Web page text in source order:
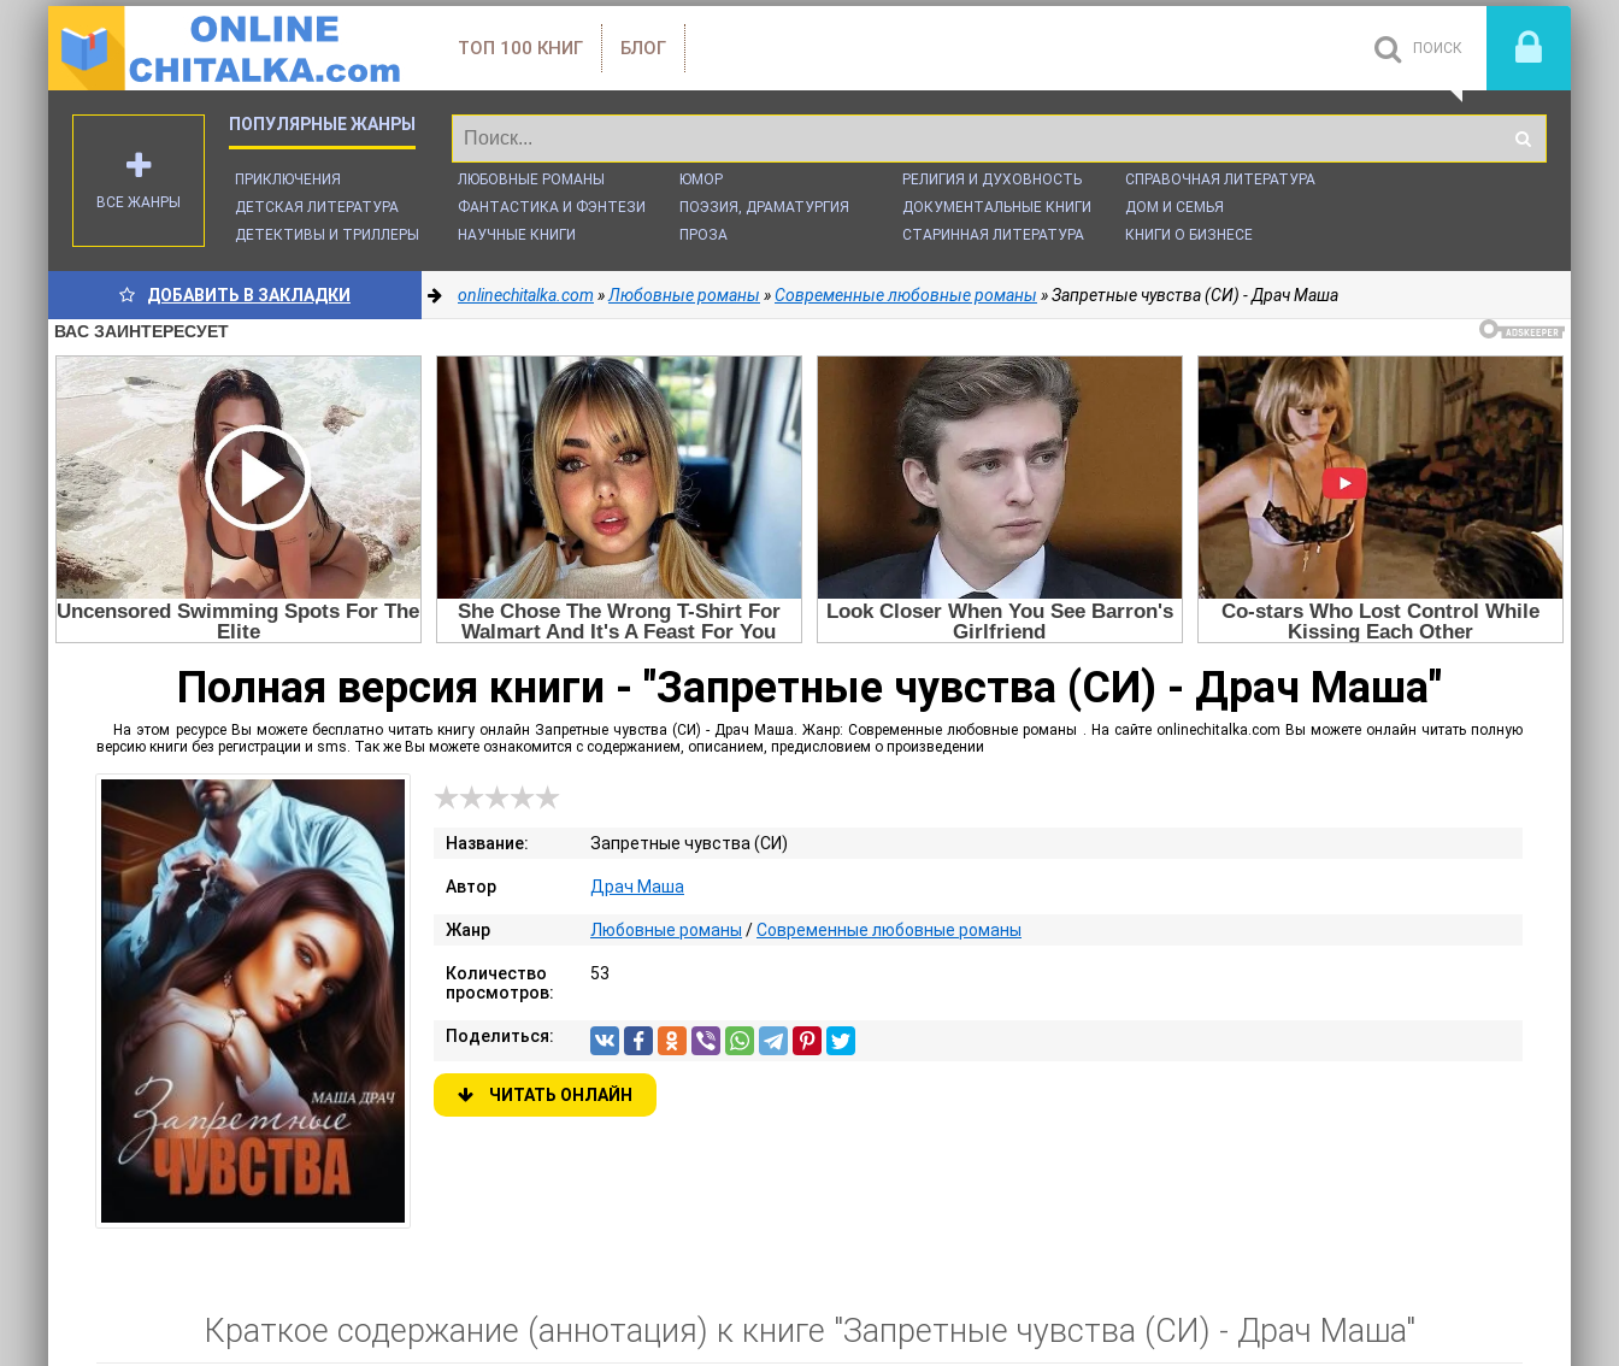
ТОП 100 КНИГ БЛОГ
ПРИКЛЮЧЕНИЯ
ДЕТСКАЯ ЛИТЕРАТУРА
ДЕТЕКТИВЫ И ТРИЛЛЕРЫ
ЛЮБОВНЫЕ РОМАНЫ
ФАНТАСТИКА И ФЭНТЕЗИ
НАУЧНЫЕ КНИГИ
ЮМОР
ПОЭЗИЯ, ДРАМАТУРГИЯ
ПРОЗА
РЕЛИГИЯ И ДУХОВНОСТЬ
ДОКУМЕНТАЛЬНЫЕ КНИГИ
СТАРИННАЯ ЛИТЕРАТУРА
СПРАВОЧНАЯ ЛИТЕРАТУРА
ДОМ И СЕМЬЯ
КНИГИ О БИЗНЕСЕ
ВСЕ ЖАНРЫ
ДОБАВИТЬ В ЗАКЛАДКИ onlinechitalka.com »Любовные романы »Современные любовные романы » Запретные чувства (СИ) - Драч Маша
Полная версия книги - "Запретные чувства (СИ) - Драч Маша"
На этом ресурсе Вы можете бесплатно читать книгу онлайн Запретные чувства (СИ) - Драч Маша. Жанр: Современные любовные романы . На сайте onlinechitalka.com Вы можете онлайн читать полную
версию книги без регистрации и sms. Так же Вы можете ознакомится с содержанием, описанием, предисловием о произведении
Название: Запретные чувства (СИ)
Автор Драч Маша
Жанр Любовные романы /Современные любовные романы
Количество
просмотров:
53
Поделиться:
ЧИТАТЬ ОНЛАЙН
Краткое содержание (аннотация) к книге "Запретные чувства (СИ) - Драч Маша"